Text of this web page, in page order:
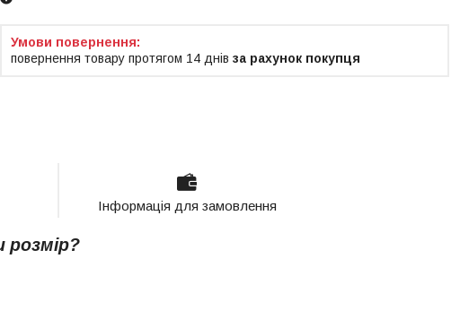
повернення товару протягом 14 днів за рахунок покупця
Інформація для замовлення
розмір?